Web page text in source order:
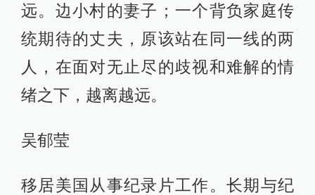
远。边小村的妻子；一个背负家庭传
统期待的丈夫，原该站在同一线的两
人，在面对无止尽的歧视和难解的情
绪之下，越离越远。
吴郁莹
移居美国从事纪录片工作。长期与纪